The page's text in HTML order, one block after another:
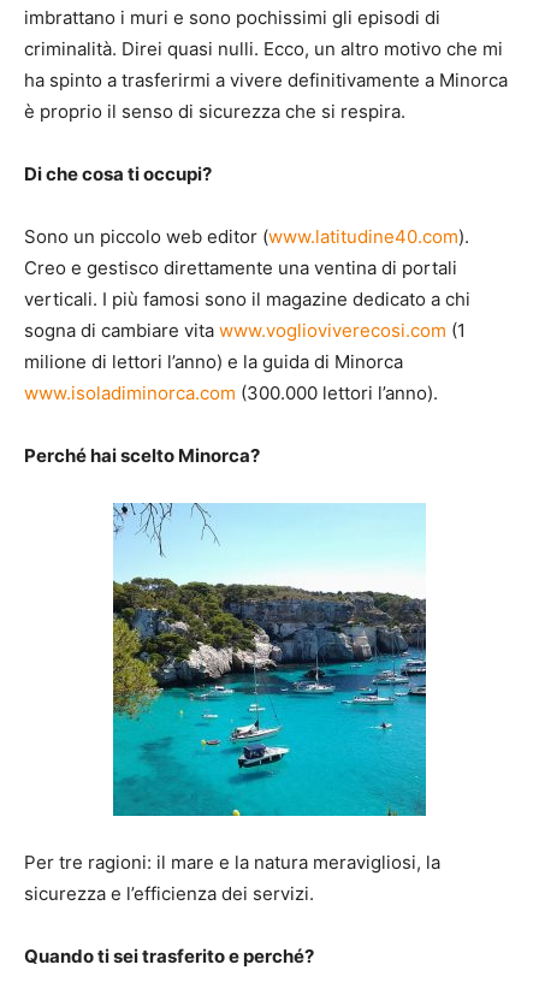
imbrattano i muri e sono pochissimi gli episodi di
criminalità. Direi quasi nulli. Ecco, un altro motivo che mi
ha spinto a trasferirmi a vivere definitivamente a Minorca
è proprio il senso di sicurezza che si respira.
Di che cosa ti occupi?
Sono un piccolo web editor (www.latitudine40.com).
Creo e gestisco direttamente una ventina di portali
verticali. I più famosi sono il magazine dedicato a chi
sogna di cambiare vita www.voglioviverecosi.com (1
milione di lettori l’anno) e la guida di Minorca
www.isoladiminorca.com (300.000 lettori l’anno).
Perché hai scelto Minorca?
Per tre ragioni: il mare e la natura meravigliosi, la
sicurezza e l’efficienza dei servizi.
Quando ti sei trasferito e perché?